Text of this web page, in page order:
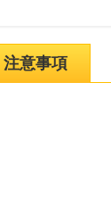
注意事項